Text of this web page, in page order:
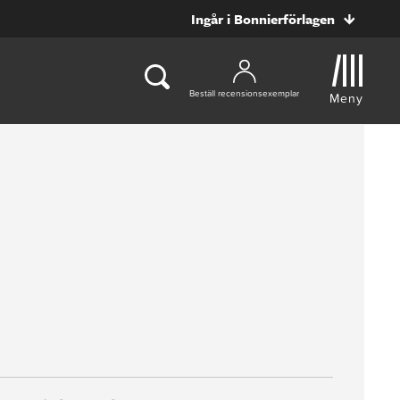
Ingår i Bonnierförlagen
Beställ recensionsexemplar Meny